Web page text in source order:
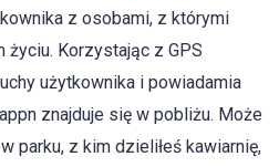
z osobami, z którymi
życiu. Korzystając z GPS
użytkownika i powiadamia
znajduje się w pobliżu. Może
parku, z kim dzieliłeś kawiarnię,